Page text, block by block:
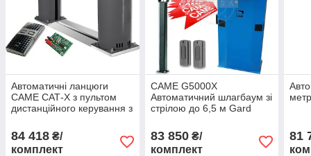
Автоматичні ланцюги
CAME САТ-X з пультом
дистанційного керування з
TWIN
84 418 ₴/
комплект
CAME G5000X
Автоматичний шлагбаум зі
стрілою до 6,5 м Gard
83 850₴/
комплект
81